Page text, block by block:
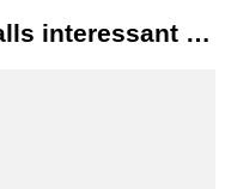
interessant …